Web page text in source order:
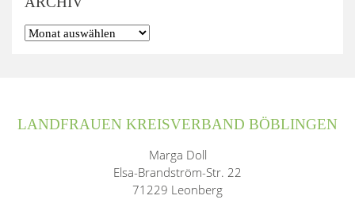
LANDFRAUEN KREISVERBAND BÖBLINGEN
Marga Doll
Elsa-Brandström-Str. 22
71229 Leonberg